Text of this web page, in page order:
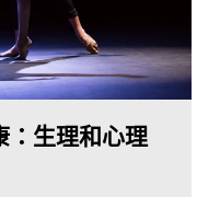
：生理和心理